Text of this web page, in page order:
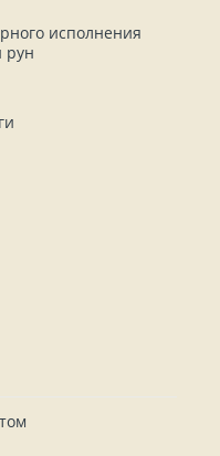
исполнения
рун